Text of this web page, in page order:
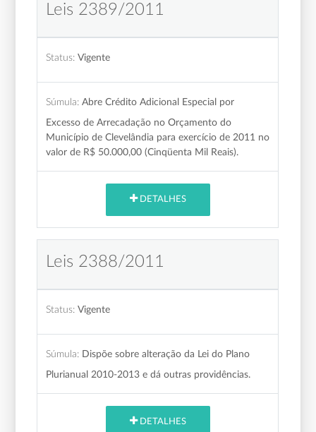
Leis 2389/2011
Status: Vigente
Súmula: Abre Crédito Adicional Especial por
Excesso de Arrecadação no Orçamento do
Município de Clevelândia para exercício de 2011 no
valor de R$ 50.000,00 (Cinqüenta Mil Reais).
DETALHES
Leis 2388/2011
Status: Vigente
Súmula: Dispõe sobre alteração da Lei do Plano
Plurianual 2010-2013 e dá outras providências.
DETALHES